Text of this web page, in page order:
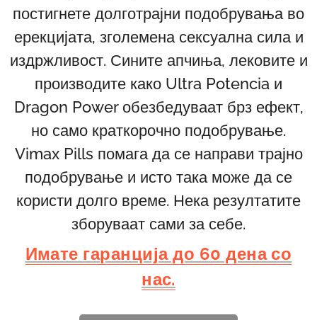
постигнете долготрајни подобрувања во
ерекцијата, зголемена сексуална сила и
издржливост. Сините апчиња, лековите и
производите како Ultra Potencia и
Dragon Power обезбедуваат брз ефект,
но само краткорочно подобрување.
Vimax Pills помага да се направи трајно
подобрување и исто така може да се
користи долго време. Нека резултатите
зборуваат сами за себе.
Имате гаранција до 60 дена со
нас.